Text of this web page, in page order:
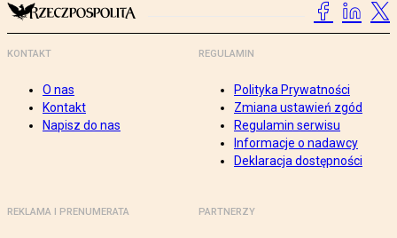
KONTAKT
O nas
Kontakt
Napisz do nas
REGULAMIN
Polityka Prywatności
Zmiana ustawień zgód
Regulamin serwisu
Informacje o nadawcy
Deklaracja dostępności
REKLAMA I PRENUMERATA PARTNERZY